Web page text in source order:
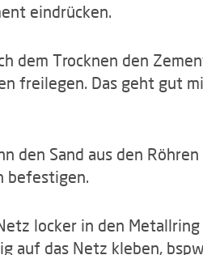
eindrücken.
dem Trocknen den
freilegen. Das geht gut
den Sand aus den
befestigen.
locker in den
auf das Netz kleben,